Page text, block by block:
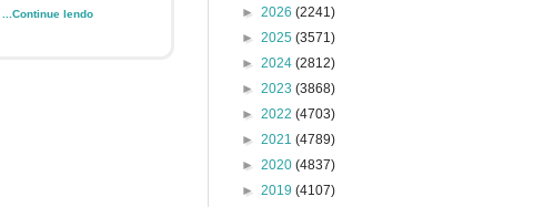
...Continue lendo ► 2026 (2241)
► 2025 (3571)
► 2024 (2812)
► 2023 (3868)
► 2022 (4703)
► 2021 (4789)
► 2020 (4837)
► 2019 (4107)